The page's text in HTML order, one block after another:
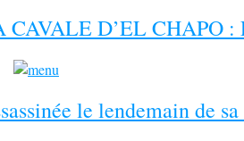
CAVALE D’EL CHAPO :
le lendemain de